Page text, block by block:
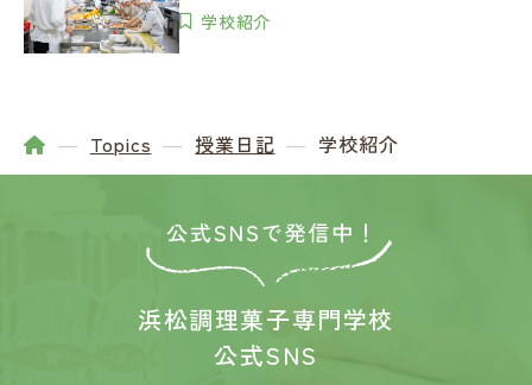
学校紹介
Topics 授業日記 学校紹介
浜松調理菓子専門学校
公式SNS